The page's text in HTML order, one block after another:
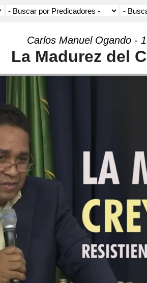
Carlos Manuel Ogando -
La Madurez del